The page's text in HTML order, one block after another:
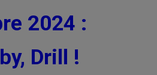
2024 :
Drill !